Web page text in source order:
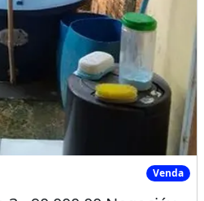
3 - 90.000,00 Negociável
Venda